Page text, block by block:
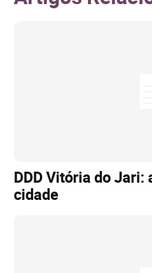
DDD Vitória do Jari:
cidade